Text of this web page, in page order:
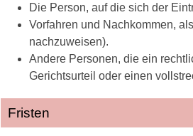
Die Person, auf die sich der
Vorfahren und Nachkommen,
nachzuweisen).
Andere Personen, die ein
Gerichtsurteil oder einen
Fristen